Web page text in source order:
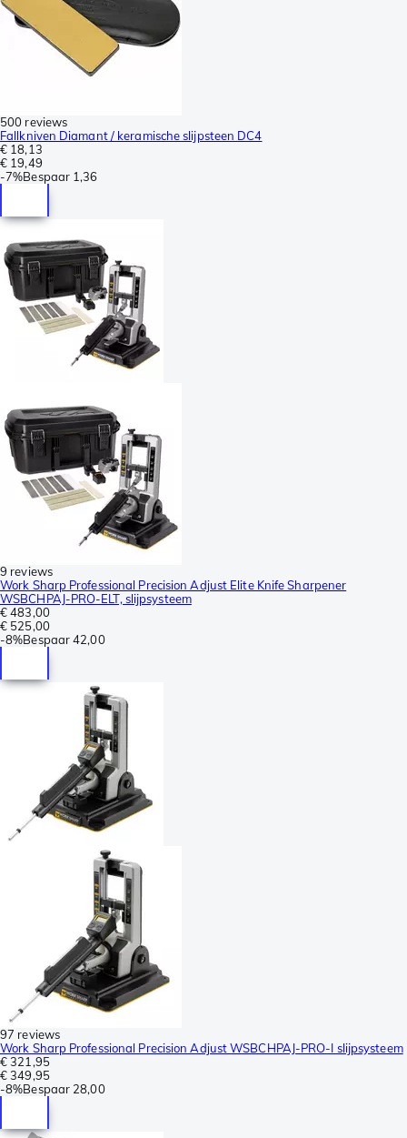
500 reviews
Fallkniven Diamant / keramische slijpsteen DC4
€ 18,13
€ 19,49
-7%Bespaar 1,36
9 reviews
Work Sharp Professional Precision Adjust Elite Knife Sharpener
WSBCHPAJ-PRO-ELT, slijpsysteem
€ 483,00
€ 525,00
-8%Bespaar42,00
97 reviews
Work Sharp Professional Precision Adjust WSBCHPAJ-PRO-I slijpsysteem
€ 321,95
€ 349,95
-8%Bespaar 28,00